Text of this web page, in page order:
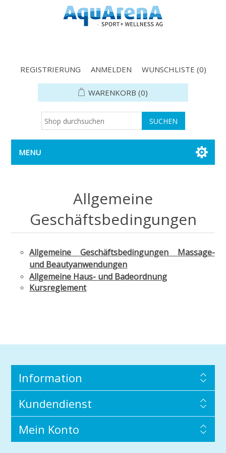
REGISTRIERUNG ANMELDEN WUNSCHLISTE (0)
WARENKORB (0)
MENU
Allgemeine
Geschäftsbedingungen
Allgemeine Geschäftsbedingungen Massage-
und Beautyanwendungen
Allgemeine Haus- und Badeordnung
Kursreglement
Information
Kundendienst
Mein Konto